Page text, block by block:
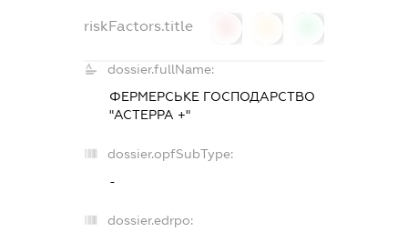
riskFactors.title
dossier.fullName:
ФЕРМЕРСЬКЕ ГОСПОДАРСТВО
"АСТЕРРА +"
dossier.opfSubType:
-
dossier.edrpo: